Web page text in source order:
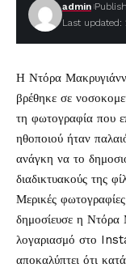
Last
admin
Η Ντόρα
βρέθηκε σε
τη φωτογραφία που
ηθοποιού ήταν
ανάγκη να το
διαδικτυακούς της
Μερικές
δημοσίευσε η Ντόρα
λογαριασμό στο
αποκαλύπτει ότι